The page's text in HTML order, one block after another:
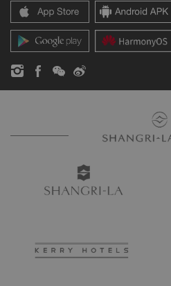
レジデンス
お問い合わせ
ニュース